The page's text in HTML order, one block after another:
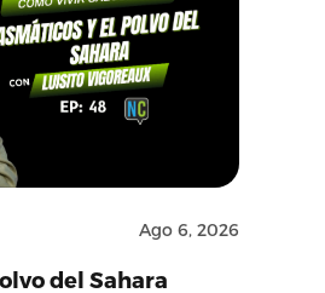
Ago 6, 2026
del Sahara